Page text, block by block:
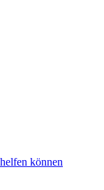
können